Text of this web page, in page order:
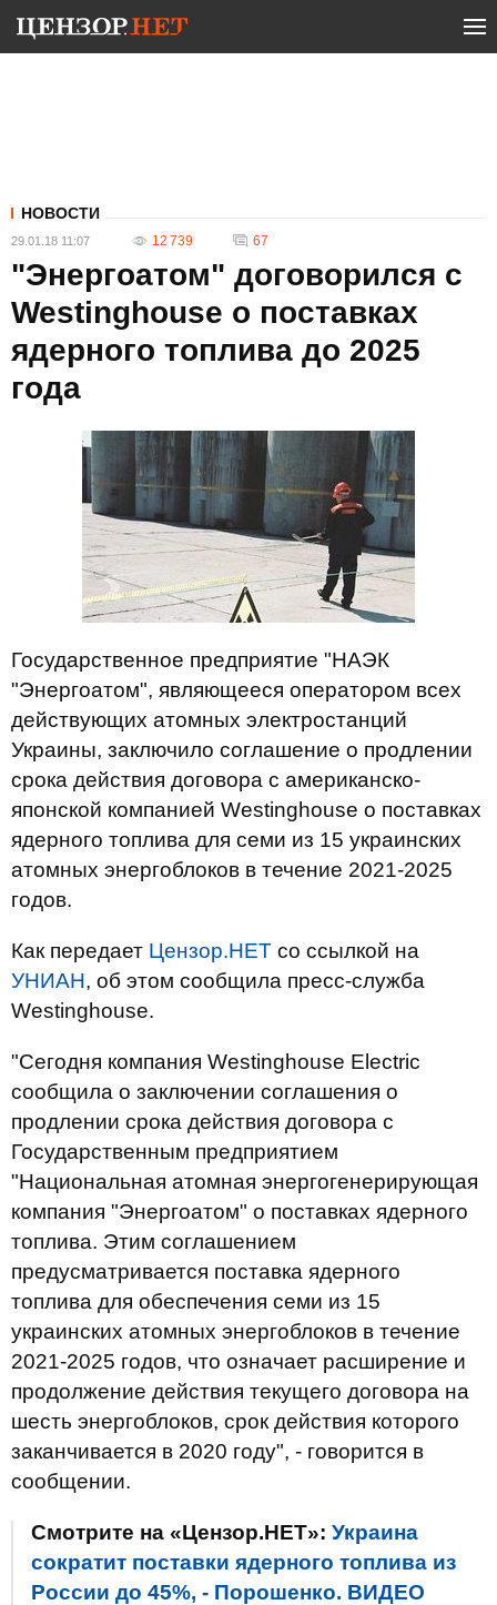
НОВОСТИ
29.01.18 11:07 12 739 67
"Энергоатом" договорился с
Westinghouse о поставках
ядерного топлива до 2025
года
Государственное предприятие "НАЭК
"Энергоатом", являющееся оператором всех
действующих атомных электростанций
Украины, заключило соглашение о продлении
срока действия договора с американско-
японской компанией Westinghouse о поставках
ядерного топлива для семи из 15 украинских
атомных энергоблоков в течение 2021-2025
годов.
Как передает Цензор.НЕТ со ссылкой на
УНИАН, об этом сообщила пресс-служба
Westinghouse.
"Сегодня компания Westinghouse Electric
сообщила о заключении соглашения о
продлении срока действия договора с
Государственным предприятием
"Национальная атомная энергогенерирующая
компания "Энергоатом" о поставках ядерного
топлива. Этим соглашением
предусматривается поставка ядерного
топлива для обеспечения семи из 15
украинских атомных энергоблоков в течение
2021-2025 годов, что означает расширение и
продолжение действия текущего договора на
шесть энергоблоков, срок действия которого
заканчивается в 2020 году", - говорится в
сообщении.
Смотрите на «Цензор.НЕТ»: Украина
сократит поставки ядерного топлива из
России до 45%, - Порошенко. ВИДЕО